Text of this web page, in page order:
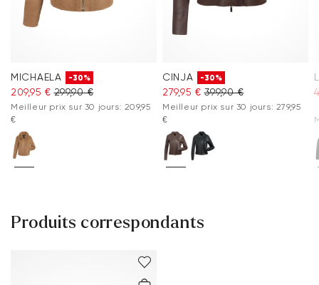
MICHAELA -30%
209,95 € 299,90 €
Meilleur prix sur 30 jours: 209,95
€
CINJA -30%
279,95 € 399,90 €
Meilleur prix sur 30 jours: 279,95
€
Produits correspondants